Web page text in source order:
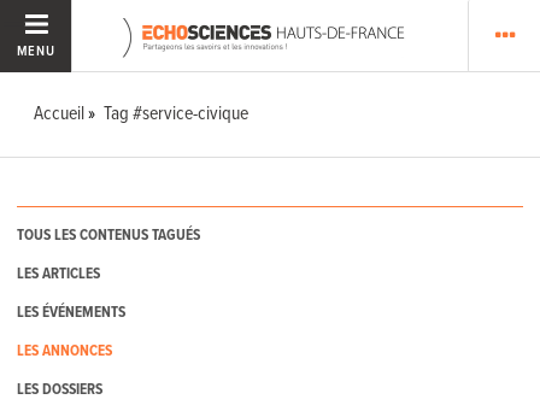
MENU
Accueil Tag #service-civique
TOUS LES CONTENUS TAGUÉS
LES ARTICLES
LES ÉVÉNEMENTS
LES ANNONCES
LES DOSSIERS